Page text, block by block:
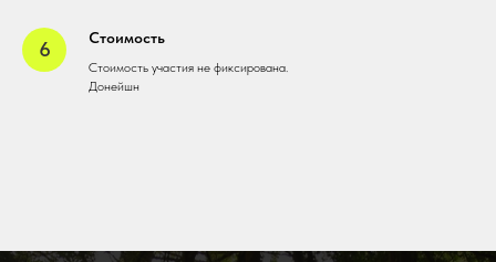
Стоимость
Стоимость участия не фиксирована.
Донейшн